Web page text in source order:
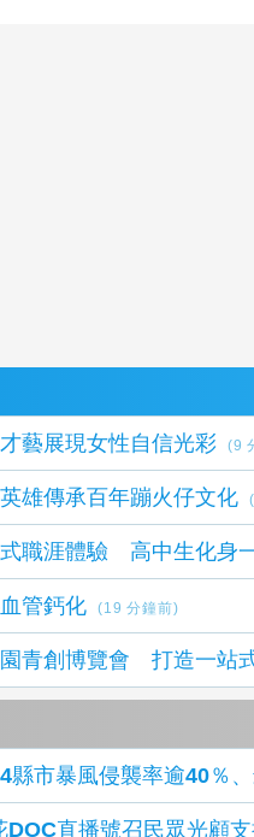
藝展現女性自信光彩 (9
雄傳承百年蹦火仔文化
職涯體驗 高中生化身
管鈣化 (19 分鐘前)
園青創博覽會 打造一站
市暴風侵襲率逾40％
直播號召民眾光顧